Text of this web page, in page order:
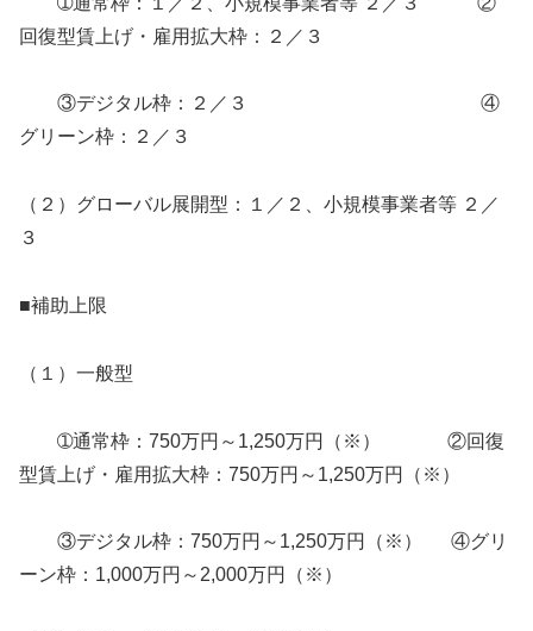
回復型賃上げ・雇用拡大枠：２／３
③デジタル枠：２／３ ④
グリーン枠：２／３
（２）グローバル展開型：１／２、小規模事業者等 ２／
３
■補助上限
（１）一般型
➀通常枠：750万円～1,250万円（※） ②回復
型賃上げ・雇用拡大枠：750万円～1,250万円（※）
③デジタル枠：750万円～1,250万円（※） ④グリ
ーン枠：1,000万円～2,000万円（※）